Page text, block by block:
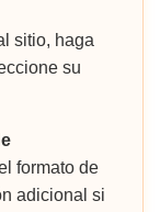
sitio, haga
su
formato de
adicional si